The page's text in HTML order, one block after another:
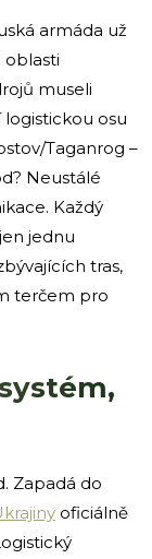
armáda už
museli
osu
Taganrog –
Neustálé
Každý
jednu
tras,
terčem pro
Zapadá do
oficiálně